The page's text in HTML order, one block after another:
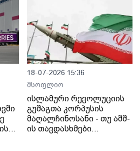
18-07-2026 15:36
მსოფლიო
ისლამური რევოლუციის
გუშაგთა კორპუსის
მაღალჩინოსანი - თუ აშშ-
ის თავდასხმები